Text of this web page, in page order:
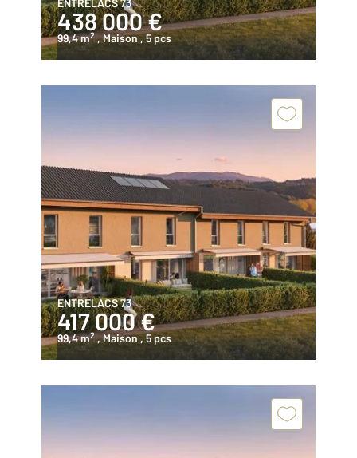
ENTRELACS 73
438 000 €
99,4 m2 , Maison, 5 pcs
ENTRELACS 73
417 000 €
99,4 m2 , Maison, 5 pcs